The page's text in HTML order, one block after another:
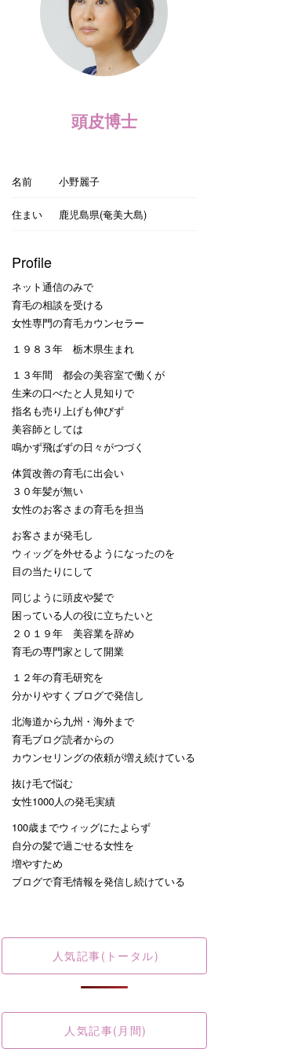
頭皮博士
名前 小野麗子
住まい 鹿児島県(奄美大島)
Profile
ネット通信のみで
育毛の相談を受ける
女性専門の育毛カウンセラー
１９８３年 栃木県生まれ
１３年間 都会の美容室で働くが
生来の口べたと人見知りで
指名も売り上げも伸びず
美容師としては
鳴かず飛ばずの日々がつづく
体質改善の育毛に出会い
３０年髪が無い
女性のお客さまの育毛を担当
お客さまが発毛し
ウィッグを外せるようになったのを
目の当たりにして
同じように頭皮や髪で
困っている人の役に立ちたいと
２０１９年 美容業を辞め
育毛の専門家として開業
１２年の育毛研究を
分かりやすくブログで発信し
北海道から九州・海外まで
育毛ブログ読者からの
カウンセリングの依頼が増え続けている
抜け毛で悩む
女性1000人の発毛実績
100歳までウィッグにたよらず
自分の髪で過ごせる女性を
増やすため
ブログで育毛情報を発信し続けている
人気記事(トータル)
人気記事(月間)